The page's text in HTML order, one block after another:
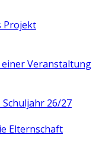
Projekt
Veranstaltung
26/27
Elternschaft